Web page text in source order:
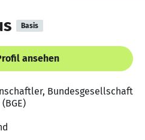
Basis
ansehen
Bundesgesellschaft